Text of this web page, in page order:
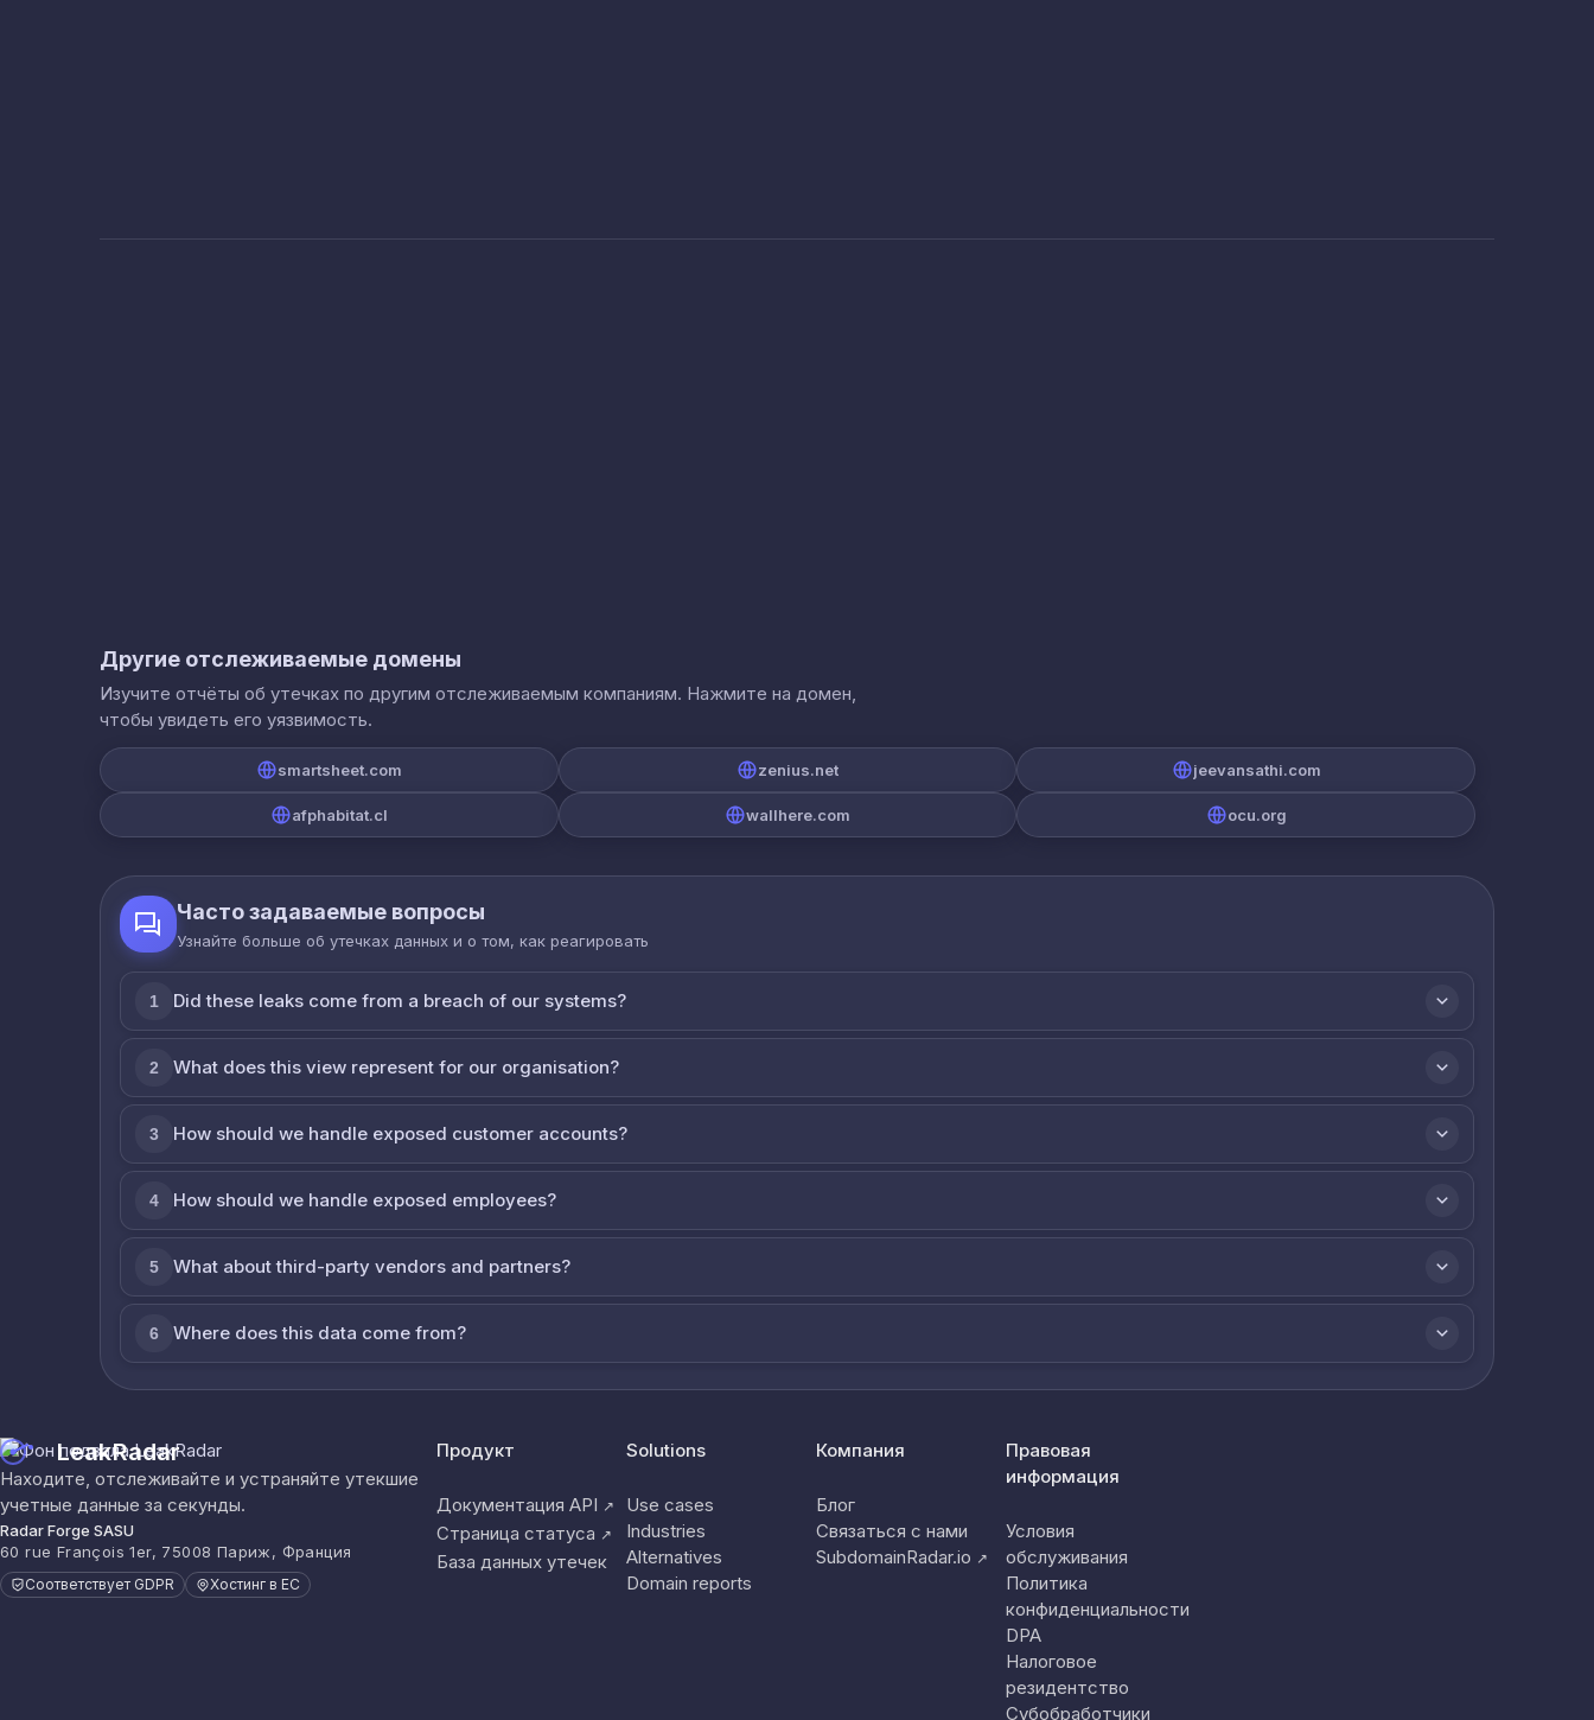
Другие отслеживаемые домены
Изучите отчёты об утечках по другим отслеживаемым компаниям. Нажмите на домен,
чтобы увидеть его уязвимость.
smartsheet.com zenius.net jeevansathi.com
afphabitat.cl wallhere.com ocu.org
Часто задаваемые вопросы
Узнайте больше об утечках данных и о том, как реагировать
1 Did these leaks come from a breach of our systems?
2 What does this view represent for our organisation?
3 How should we handle exposed customer accounts?
4 How should we handle exposed employees?
5 What about third-party vendors and partners?
6 Where does this data come from?
LeakRadar
Находите, отслеживайте и устраняйте утекшие
учетные данные за секунды.
Radar Forge SASU
60 rue François 1er, 75008 Париж, Франция
Соответствует GDPR Хостинг в ЕС
Продукт
Документация API ↗
Страница статуса ↗
База данных утечек
Solutions
Use cases
Industries
Alternatives
Domain reports
Компания
Блог
Связаться с нами
SubdomainRadar.io ↗
Правовая
информация
Условия
обслуживания
Политика
конфиденциальности
DPA
Налоговое
резидентство
Субобработчики